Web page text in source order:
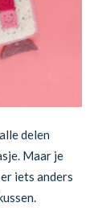
delen
Maar je
iets anders